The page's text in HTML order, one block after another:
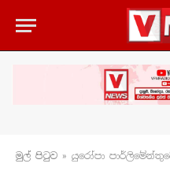
මුල් පිටු​ව » යුරෝපා